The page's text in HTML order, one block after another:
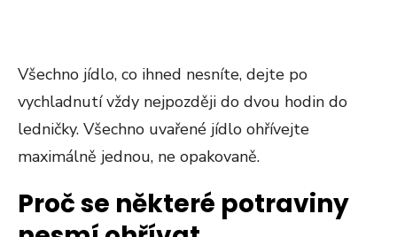
Všechno jídlo, co ihned nesníte, dejte po
vychladnutí vždy nejpozději do dvou hodin do
ledničky. Všechno uvařené jídlo ohřívejte
maximálně jednou, ne opakovaně.
Proč se některé potraviny